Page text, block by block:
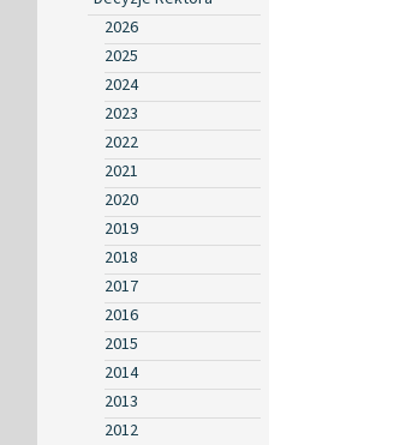
2026
2025
2024
2023
2022
2021
2020
2019
2018
2017
2016
2015
2014
2013
2012